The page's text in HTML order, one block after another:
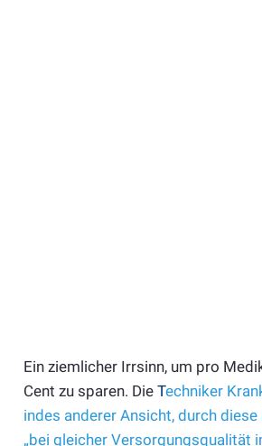
Ein ziemlicher Irrsinn, um pro
Cent zu sparen. Die Techniker
indes anderer Ansicht, durch
„bei gleicher Versorgungsqualität